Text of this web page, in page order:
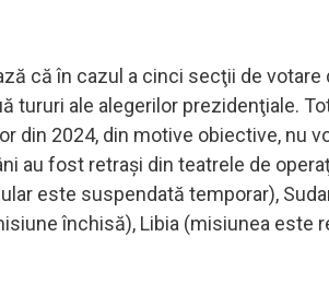
că în cazul a cinci secţii de
tururi ale alegerilor prezidenţiale.
din 2024, din motive obiective, nu
au fost retraşi din teatrele de
este suspendată temporar),
închisă), Libia (misiunea este